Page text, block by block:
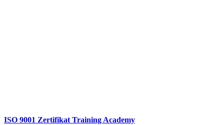
ISO 9001 Zertifikat Training Academy